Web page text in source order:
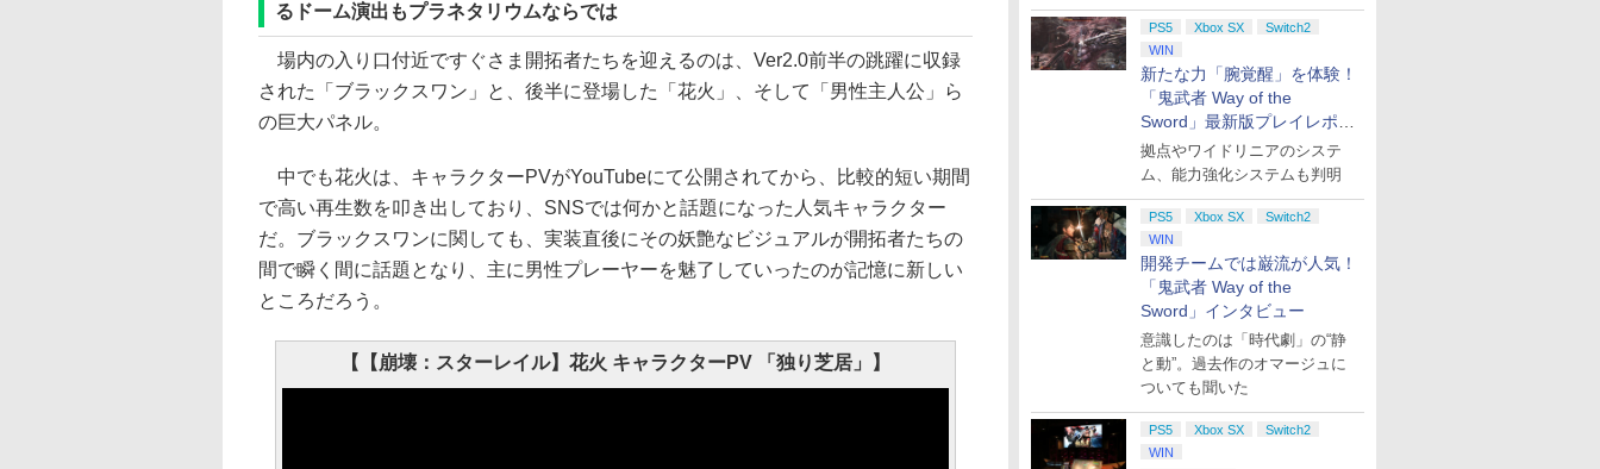
PS5 Xbox SX
Switch2
WIN
新たな力「腕覚醒」を体験！
「鬼武者 Way of the
Sword」最新版プレイレポー
ト
拠点やワイドリニアのシステ
ム、能力強化システムも判明
PS5 Xbox SX
Switch2
WIN
開発チームでは巌流が人気！
「鬼武者 Way of the
Sword」インタビュー
意識したのは「時代劇」の“静
と動”。過去作のオマージュに
ついても聞いた
PS5 Xbox SX
Switch2
WIN
るドーム演出もプラネタリウムならでは
場内の入り口付近ですぐさま開拓者たちを迎えるのは、Ver2.0前半の跳躍に収録
された「ブラックスワン」と、後半に登場した「花火」、そして「男性主人公」ら
の巨大パネル。
中でも花火は、キャラクターPVがYouTubeにて公開されてから、比較的短い期間
で高い再生数を叩き出しており、SNSでは何かと話題になった人気キャラクター
だ。ブラックスワンに関しても、実装直後にその妖艶なビジュアルが開拓者たちの
間で瞬く間に話題となり、主に男性プレーヤーを魅了していったのが記憶に新しい
ところだろう。
【【崩壊：スターレイル】花火 キャラクターPV 「独り芝居」】